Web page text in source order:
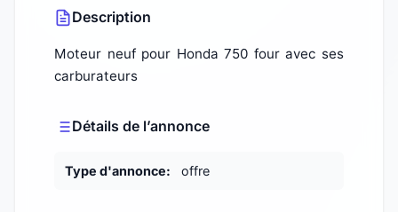
Description
Moteur neuf pour Honda 750 four avec ses
carburateurs
Détails de l’annonce
Type d'annonce: offre